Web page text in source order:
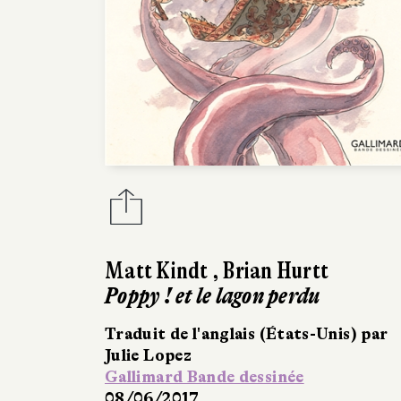
Matt Kindt ,Brian Hurtt
Poppy ! et le lagon perdu
Traduit de l'anglais (États-Unis) par
Julie Lopez
Gallimard Bande dessinée